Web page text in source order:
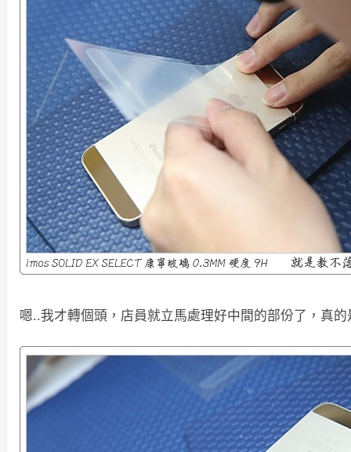
嗯..我才轉個頭，店員就立馬處理好中間的部份了，真